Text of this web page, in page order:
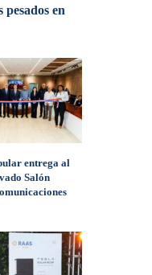
en
entrega al
Salón